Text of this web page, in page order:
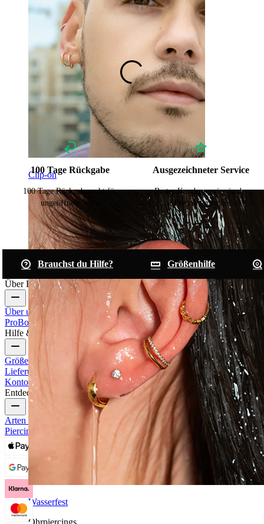
Clip-on
Wasserfest
Ohrpiercings
Titan
100 Tage Rückgabe
100 Tage Rückgaberecht für
ungeöffnete Ware
Ausgezeichneter Service
Bester Kundenservice in der
Piercingbranche
Brauchst du Hilfe?
Größenhilfe
Über Bodymod
Über uns Blog Bedingungen & Konditionen Kontakt
Bodymod
ProBodymod Creators
Bodymod Bewertungen
Hilfe & Infos
Größenhilfe Bestellung verfolgenInformationen zur
Lieferung
Rücksendung & Stornierung ZahlungMein
KontoBodymod Support
Entdecke
Arten von Piercings Materialien für Piercingschmuck
Allgemeine
Piercingprobleme und Pflege